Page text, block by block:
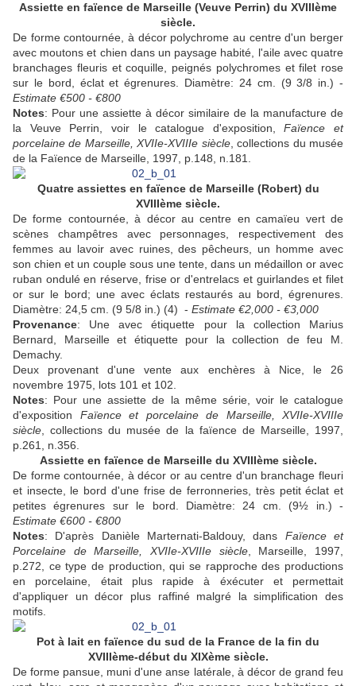
Assiette en faïence de Marseille (Veuve Perrin) du XVIIIème
siècle.
De forme contournée, à décor polychrome au centre d'un berger
avec moutons et chien dans un paysage habité, l'aile avec quatre
branchages fleuris et coquille, peignés polychromes et filet rose
sur le bord, éclat et égrenures. Diamètre: 24 cm. (9 3/8 in.) -
Estimate €500 - €800
Notes: Pour une assiette à décor similaire de la manufacture de
la Veuve Perrin, voir le catalogue d'exposition,Faïence et
porcelaine de Marseille, XVIIe-XVIIIe siècle, collections du musée
de la Faïence de Marseille, 1997, p.148, n.181.
Quatre assiettes en faïence de Marseille (Robert) du
XVIIIème siècle.
De forme contournée, à décor au centre en camaïeu vert de
scènes champêtres avec personnages, respectivement des
femmes au lavoir avec ruines, des pêcheurs, un homme avec
son chien et un couple sous une tente, dans un médaillon or avec
ruban ondulé en réserve, frise or d'entrelacs et guirlandes et filet
or sur le bord; une avec éclats restaurés au bord, égrenures.
Diamètre: 24,5 cm. (9 5/8 in.) (4) - Estimate €2,000 - €3,000
Provenance: Une avec étiquette pour la collection Marius
Bernard, Marseille et étiquette pour la collection de feu M.
Demachy.
Deux provenant d'une vente aux enchères à Nice, le 26
novembre 1975, lots 101 et 102.
Notes: Pour une assiette de la même série, voir le catalogue
d'exposition Faïence et porcelaine de Marseille, XVIIe-XVIIIe
siècle , collections du musée de la faïence de Marseille, 1997,
p.261, n.356.
Assiette en faïence de Marseille du XVIIIème siècle.
De forme contournée, à décor or au centre d'un branchage fleuri
et insecte, le bord d'une frise de ferronneries, très petit éclat et
petites égrenures sur le bord. Diamètre: 24 cm. (9½ in.) -
Estimate €600 - €800
Notes: D'après Danièle Marternati-Baldouy, dans Faïence et
Porcelaine de Marseille, XVIIe-XVIIIe siècle, Marseille, 1997,
p.272, ce type de production, qui se rapproche des productions
en porcelaine, était plus rapide à éxécuter et permettait
d'appliquer un décor plus raffiné malgré la simplification des
motifs.
Pot à lait en faïence du sud de la France de la fin du
XVIIIème-début du XIXème siècle.
De forme pansue, muni d'une anse latérale, à décor de grand feu